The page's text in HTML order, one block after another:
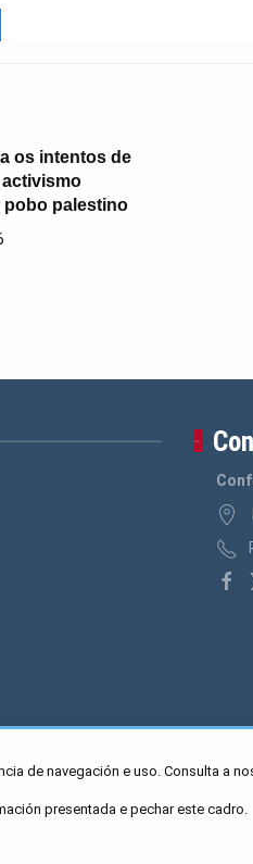
os intentos de
palestino
de navegación e uso. Consulta a
presentada e pechar este cadro.